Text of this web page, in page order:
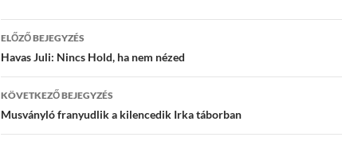
Bejegyzések
navigációja
ELŐZŐ BEJEGYZÉS
Havas Juli: Nincs Hold, ha nem nézed
KÖVETKEZŐ BEJEGYZÉS
Musványló franyudlik a kilencedik Irka táborban